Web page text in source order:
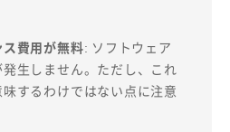
費用が無料: ソフトウェア
生しません。ただし、これ
するわけではない点に注意